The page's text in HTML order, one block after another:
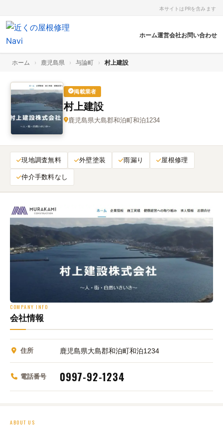
本サイトはPRを含みます
ホーム運営会社お問い合わせ
ホーム › 鹿児島県 › 与論町 › 村上建設
掲載業者
村上建設
鹿児島県大島郡和泊町和泊1234
現地調査無料 外壁塗装 雨漏り 屋根修理
仲介手数料なし
COMPANY INFO
会社情報
住所 鹿児島県大島郡和泊町和泊1234
電話番号 0997-92-1234
ABOUT US